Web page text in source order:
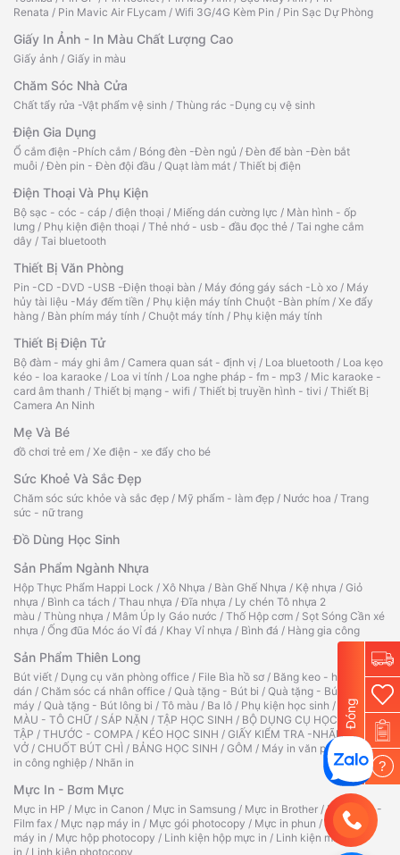
Renata / Pin Mavic Air FLycam / Wifi 3G/4G Kèm Pin / Pin Sạc Dự Phòng
Giấy In Ảnh - In Màu Chất Lượng Cao
Giấy ảnh / Giấy in màu
Chăm Sóc Nhà Cửa
Chất tẩy rửa -Vật phẩm vệ sinh / Thùng rác -Dụng cụ vệ sinh
Điện Gia Dụng
Ổ cắm điện -Phích cắm / Bóng đèn -Đèn ngủ /Đèn để bàn -Đèn bắt
muỗi /Đèn pin - Đèn đội đầu / Quạt làm mát / Thiết bị điện
Điện Thoại Và Phụ Kiện
Bộ sạc - cóc - cáp / điện thoại / Miếng dán cường lực / Màn hình - ốp
lưng / Phụ kiện điện thoại / Thẻ nhớ - usb - đầu đọc thẻ / Tai nghe cắm
dây / Tai bluetooth
Thiết Bị Văn Phòng
Pin -CD -DVD -USB -Điện thoại bàn / Máy đóng gáy sách -Lò xo / Máy
hủy tài liệu -Máy đếm tiền / Phụ kiện máy tính Chuột -Bàn phím / Xe đẩy
hàng / Bàn phím máy tính / Chuột máy tính / Phụ kiện máy tính
Thiết Bị Điện Tử
Bộ đàm - máy ghi âm / Camera quan sát - định vị / Loa bluetooth / Loa kẹo
kéo - loa karaoke / Loa vi tính / Loa nghe pháp - fm - mp3 / Mic karaoke -
card âm thanh / Thiết bị mạng - wifi / Thiết bị truyền hình - tivi / Thiết Bị
Camera An Ninh
Mẹ Và Bé
đồ chơi trẻ em / Xe điện - xe đẩy cho bé
Sức Khoẻ Và Sắc Đẹp
Chăm sóc sức khỏe và sắc đẹp / Mỹ phẩm - làm đẹp / Nước hoa / Trang
sức - nữ trang
Đồ Dùng Học Sinh
Sản Phẩm Ngành Nhựa
Hộp Thực Phẩm Happi Lock / Xô Nhựa / Bàn Ghế Nhựa / Kệ nhựa / Giỏ
nhựa / Bình ca tách / Thau nhựa /Đĩa nhựa / Ly chén Tô nhựa 2
màu / Thùng nhựa / Mâm Úp ly Gáo nước / Thố Hộp cơm / Sọt Sóng Cần xé
nhựa / Ống đũa Móc áo Vỉ đá / Khay Vỉ nhựa / Bình đá / Hàng gia công
Sản Phẩm Thiên Long
Bút viết / Dụng cụ văn phòng office / File Bìa hồ sơ / Băng keo - hồ
dán / Chăm sóc cá nhân office / Quà tặng - Bút bi / Quà tặng - Bút
máy / Quà tặng - Bút lông bi / Tô màu / Ba lô / Phụ kiện học sinh /
TẬP TÔ
MÀU - TÔ CHỮ / SÁP NẶN / TẬP HỌC SINH / BỘ DỤNG CỤ HỌC
TẬP / THƯỚC - COMPA / KÉO HỌC SINH / GIẤY KIỂM TRA -NHÃN
VỞ / CHUỐT BÚT CHÌ / BẢNG HỌC SINH / GÔM / Máy in văn phòng
Máy
in công nghiệp / Nhãn in
Mực In - Bơm Mực
Mực in HP / Mực in Canon / Mực in Samsung / Mực in Brother /Ruy băng -
Film fax / Mực nạp máy in / Mực gói photocopy / Mực in phun / Hộp mực
máy in / Mực hộp photocopy / Linh kiện hộp mực in / Linh kiện máy
in / Linh kiện photocopy
Đóng
?